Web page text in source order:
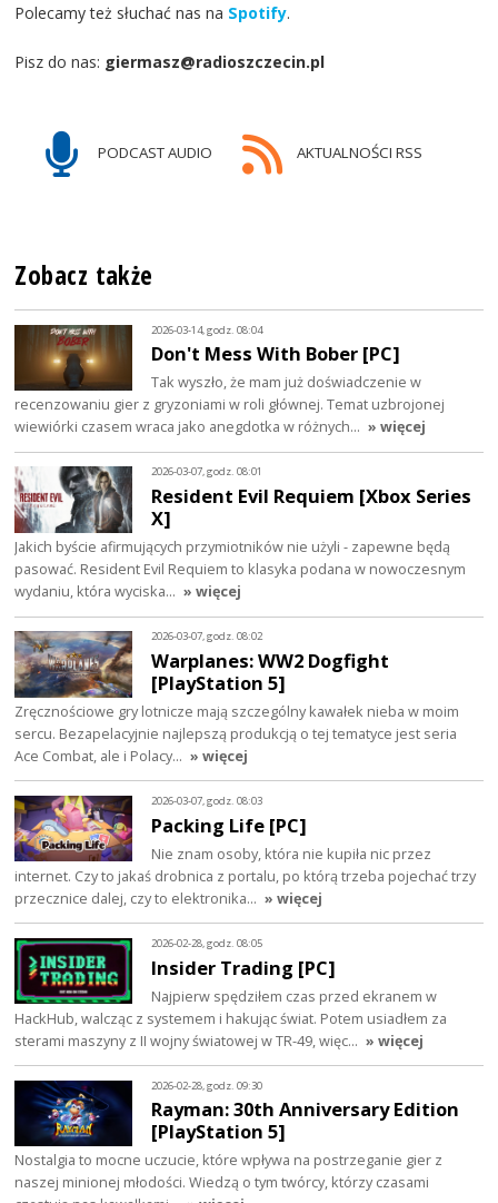
Polecamy też słuchać nas na Spotify.
Pisz do nas: giermasz@radioszczecin.pl
PODCAST AUDIO AKTUALNOŚCI RSS
Zobacz także
2026-03-14, godz. 08:04
Don't Mess With Bober [PC]
Tak wyszło, że mam już doświadczenie w
recenzowaniu gier z gryzoniami w roli głównej. Temat uzbrojonej
wiewiórki czasem wraca jako anegdotka w różnych… » więcej
2026-03-07, godz. 08:01
Resident Evil Requiem [Xbox Series
X]
Jakich byście afirmujących przymiotników nie użyli - zapewne będą
pasować. Resident Evil Requiem to klasyka podana w nowoczesnym
wydaniu, która wyciska… » więcej
2026-03-07, godz. 08:02
Warplanes: WW2 Dogfight
[PlayStation 5]
Zręcznościowe gry lotnicze mają szczególny kawałek nieba w moim
sercu. Bezapelacyjnie najlepszą produkcją o tej tematyce jest seria
Ace Combat, ale i Polacy… » więcej
2026-03-07, godz. 08:03
Packing Life [PC]
Nie znam osoby, która nie kupiła nic przez
internet. Czy to jakaś drobnica z portalu, po którą trzeba pojechać trzy
przecznice dalej, czy to elektronika… » więcej
2026-02-28, godz. 08:05
Insider Trading [PC]
Najpierw spędziłem czas przed ekranem w
HackHub, walcząc z systemem i hakując świat. Potem usiadłem za
sterami maszyny z II wojny światowej w TR-49, więc… » więcej
2026-02-28, godz. 09:30
Rayman: 30th Anniversary Edition
[PlayStation 5]
Nostalgia to mocne uczucie, które wpływa na postrzeganie gier z
naszej minionej młodości. Wiedzą o tym twórcy, którzy czasami